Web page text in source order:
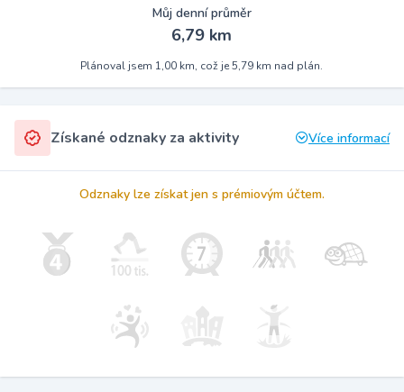
Můj denní průměr
6,79 km
Plánoval jsem 1,00 km, což je 5,79 km nad plán.
Získané odznaky za aktivity Více informací
Odznaky lze získat jen s prémiovým účtem.